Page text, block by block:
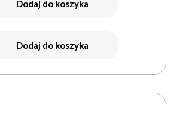
Dodaj do koszyka
Dodaj do koszyka